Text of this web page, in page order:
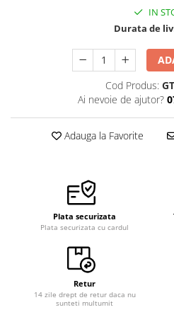
Curele Ceasuri
Curele Apple Watch
Curele Casio
Curele cauciuc
Curele metalice
Curele militare
Curele piele
Curele Samsung Watch
Curele textile
Handmade / Bijutieri
IN
Durata de
Cod Produs:
Ai nevoie de ajutor?
Adauga la Favorite
Plata securizata
Plata securizata cu cardul
Retur
14 zile drept de retur daca nu
sunteti multumit